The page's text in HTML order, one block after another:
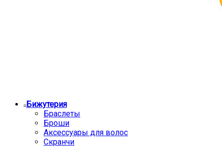
Бижутерия
Браслеты
Броши
Аксессуары для волос
Скранчи